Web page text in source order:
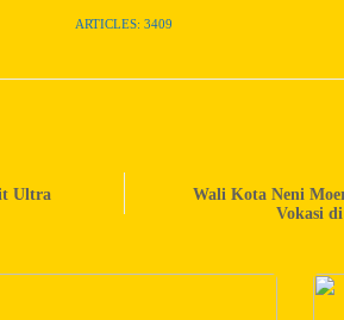
ARTICLES: 3409
Ultra
Wali Kota Neni
Vokasi